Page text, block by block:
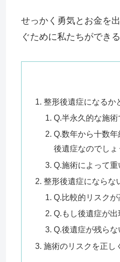
せっかく勇気とお金を
ぐために私たちができ
整形後遺症になるか
Q.半永久的な施
Q.数年から十数
後遺症なのでしょ
Q.施術によって
整形後遺症にならな
Q.比較的リスクが
Q.もし後遺症が
Q.後遺症が残ら
施術のリスクを正し